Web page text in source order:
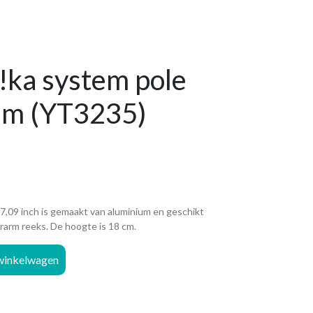
system pole
(YT3235)
inch is gemaakt van aluminium en geschikt
reeks. De hoogte is 18 cm.